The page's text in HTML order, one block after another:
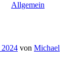
Allgemein
2024 von Michael